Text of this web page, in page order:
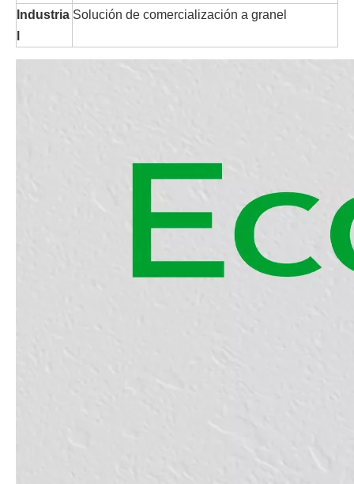
Industria Solución de comercialización a granel